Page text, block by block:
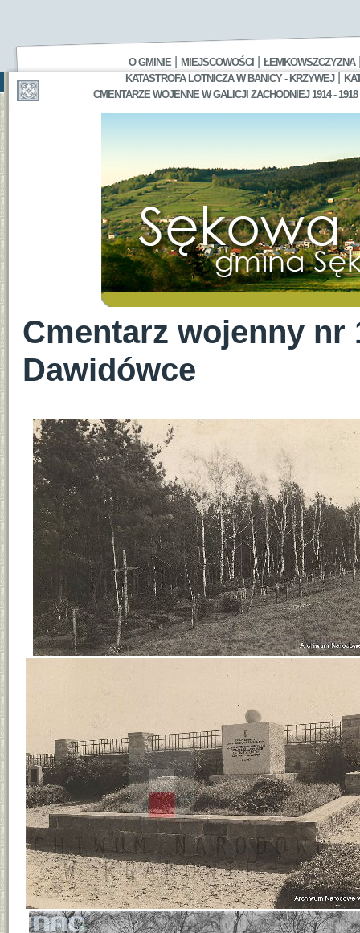
O GMINIE MIEJSCOWOŚCI ŁEMKOWSZCZYZNA
KATASTROFA LOTNICZA W BANICY - KRZYWEJ|
CMENTARZE WOJENNE W GALICJI ZACHODNIEJ 1914 - 1918
Cmentarz wojenny nr
Dawidówce